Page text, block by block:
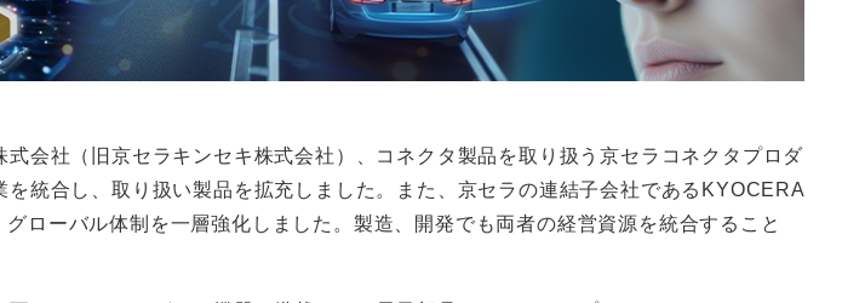
会社（旧京セラキンセキ株式会社）、コネクタ製品を取り扱う京セラコネクタプロダ
統合し、取り扱い製品を拡充しました。また、京セラの連結子会社であるKYOCERA
ーバル体制を一層強化しました。製造、開発でも両者の経営資源を統合すること